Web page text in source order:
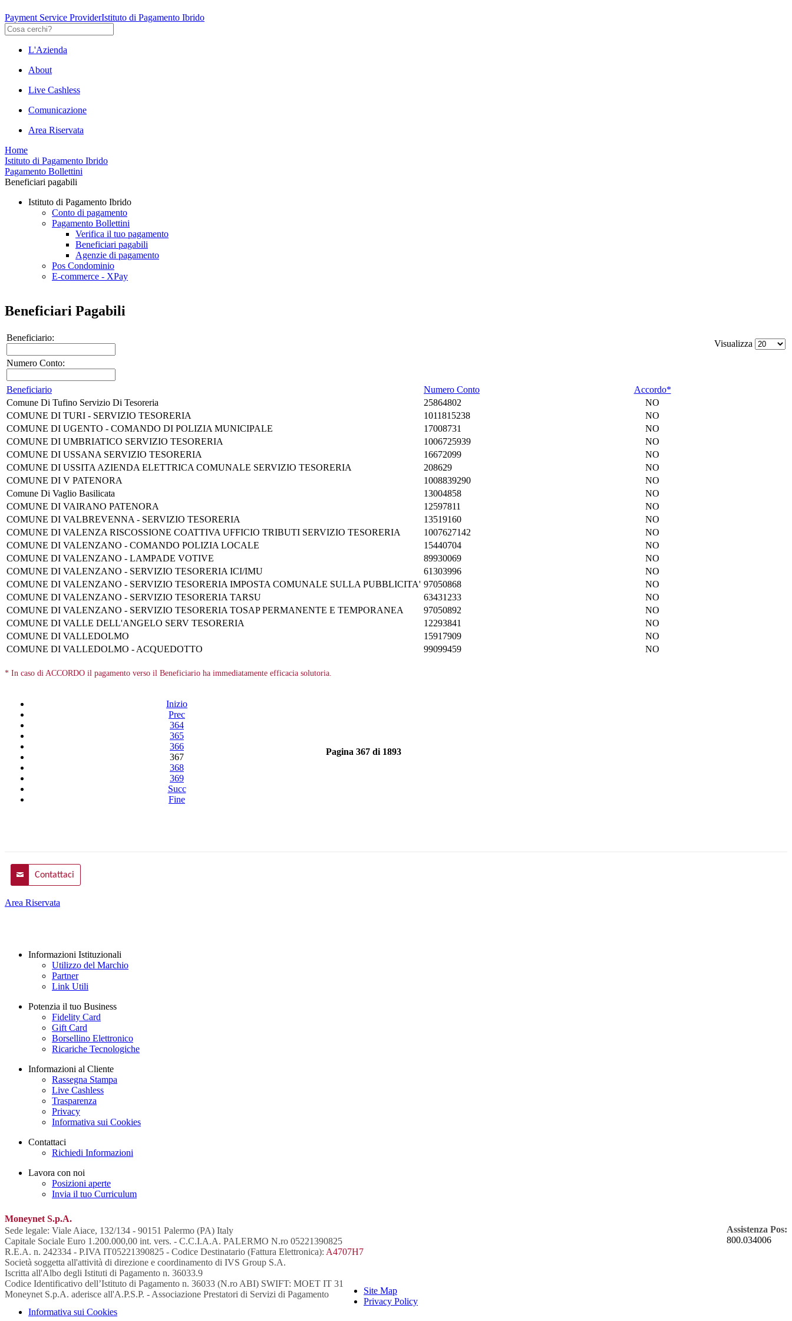
Payment Service ProviderIstituto di Pagamento Ibrido
L'Azienda
About
Live Cashless
Comunicazione
Area Riservata
Home
Istituto di Pagamento Ibrido
Pagamento Bollettini
Beneficiari pagabili
Istituto di Pagamento Ibrido
Conto di pagamento
Pagamento Bollettini
Verifica il tuo pagamento
Beneficiari pagabili
Agenzie di pagamento
Pos Condominio
E-commerce - XPay
Beneficiari Pagabili
Beneficiario:
Visualizza
Numero Conto:
Beneficiario Numero Conto
Accordo*
Comune Di Tufino Servizio Di Tesoreria
25864802
NO
COMUNE DI TURI - SERVIZIO TESORERIA
1011815238
NO
COMUNE DI UGENTO - COMANDO DI POLIZIA MUNICIPALE
17008731
NO
COMUNE DI UMBRIATICO SERVIZIO TESORERIA
1006725939
NO
COMUNE DI USSANA SERVIZIO TESORERIA
16672099
NO
COMUNE DI USSITA AZIENDA ELETTRICA COMUNALE SERVIZIO TESORERIA
208629
NO
COMUNE DI V PATENORA
1008839290
NO
Comune Di Vaglio Basilicata
13004858
NO
COMUNE DI VAIRANO PATENORA
12597811
NO
COMUNE DI VALBREVENNA - SERVIZIO TESORERIA
13519160
NO
COMUNE DI VALENZA RISCOSSIONE COATTIVA UFFICIO TRIBUTI SERVIZIO TESORERIA
1007627142
NO
COMUNE DI VALENZANO - COMANDO POLIZIA LOCALE
15440704
NO
COMUNE DI VALENZANO - LAMPADE VOTIVE
89930069
NO
COMUNE DI VALENZANO - SERVIZIO TESORERIA ICI/IMU
61303996
NO
COMUNE DI VALENZANO - SERVIZIO TESORERIA IMPOSTA COMUNALE SULLA PUBBLICITA' 97050868
NO
COMUNE DI VALENZANO - SERVIZIO TESORERIA TARSU
63431233
NO
COMUNE DI VALENZANO - SERVIZIO TESORERIA TOSAP PERMANENTE E TEMPORANEA
97050892
NO
COMUNE DI VALLE DELL'ANGELO SERV TESORERIA
12293841
NO
COMUNE DI VALLEDOLMO
15917909
NO
COMUNE DI VALLEDOLMO - ACQUEDOTTO
99099459 NO
* In caso di ACCORDO il pagamento verso il Beneficiario ha immediatamente efficacia solutoria.
Inizio
Prec
364
365
366
367
368
369
Succ
Fine
Pagina 367 di 1893
Contattaci
Area Riservata
Informazioni Istituzionali
Utilizzo del Marchio
Partner
Link Utili
Potenzia il tuo Business
Fidelity Card
Gift Card
Borsellino Elettronico
Ricariche Tecnologiche
Informazioni al Cliente
Rassegna Stampa
Live Cashless
Trasparenza
Privacy
Informativa sui Cookies
Contattaci
Richiedi Informazioni
Lavora con noi
Posizioni aperte
Invia il tuo Curriculum
Moneynet S.p.A.
Sede legale: Viale Aiace, 132/134 - 90151 Palermo (PA) Italy
Capitale Sociale Euro 1.200.000,00 int. vers. - C.C.I.A.A. PALERMO N.ro 05221390825
R.E.A. n. 242334 - P.IVA IT05221390825 - Codice Destinatario (Fattura Elettronica): A4707H7
Società soggetta all'attività di direzione e coordinamento di IVS Group S.A.
Iscritta all'Albo degli Istituti di Pagamento n. 36033.9
Codice Identificativo dell’Istituto di Pagamento n. 36033 (N.ro ABI) SWIFT: MOET IT 31
Moneynet S.p.A. aderisce all'A.P.S.P. - Associazione Prestatori di Servizi di Pagamento
Assistenza Pos:
800.034006
Site Map
Privacy Policy
Informativa sui Cookies